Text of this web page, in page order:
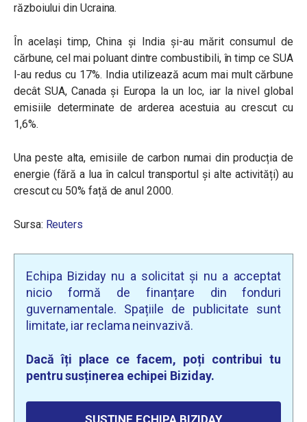
războiului din Ucraina.
În același timp, China și India și-au mărit consumul de
cărbune, cel mai poluant dintre combustibili, în timp ce SUA
l-au redus cu 17%. India utilizează acum mai mult cărbune
decât SUA, Canada și Europa la un loc, iar la nivel global
emisiile determinate de arderea acestuia au crescut cu
1,6%.
Una peste alta, emisiile de carbon numai din producția de
energie (fără a lua în calcul transportul și alte activități) au
crescut cu 50% față de anul 2000.
Sursa: Reuters
Echipa Biziday nu a solicitat și nu a acceptat
nicio formă de finanțare din fonduri
guvernamentale. Spațiile de publicitate sunt
limitate, iar reclama neinvazivă.
Dacă îți place ce facem, poți contribui tu
pentru susținerea echipei Biziday.
SUSȚINE ECHIPA BIZIDAY